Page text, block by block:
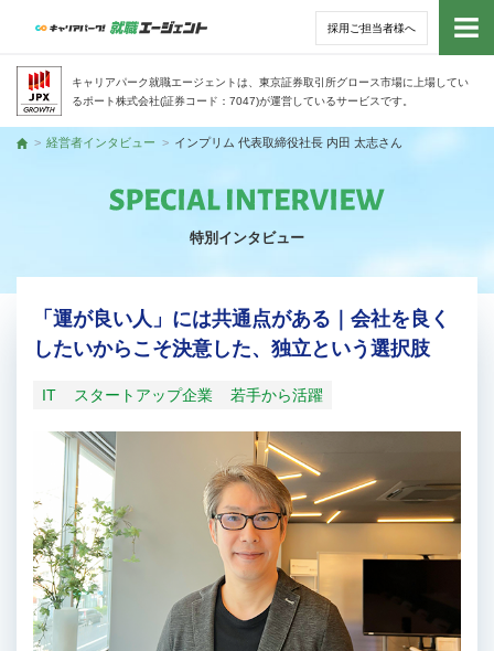
採用ご担当者様へ
キャリアパーク就職エージェントは、東京証券取引所グロース市場に上場してい
るポート株式会社(証券コード：7047)が運営しているサービスです。
トッ
トップ
経営者インタビュー インプリム 代表取締役社長 内田 太志さん
特別インタビュー
「運が良い人」には共通点がある｜会社を良く
したいからこそ決意した、独立という選択肢
IT スタートアップ企業 若手から活躍